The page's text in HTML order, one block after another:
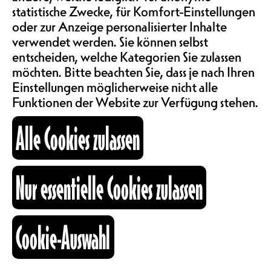
ABOS & TARIFE
INFORMATIONEN
KARTOGRAPHIE
SUCHE
fb
+41 26 322 57 67
CH
LADY DISCO BALL
statistische Zwecke, für Komfort-Einstellungen
oder zur Anzeige personalisierter Inhalte
verwendet werden. Sie können selbst
entscheiden, welche Kategorien Sie zulassen
möchten. Bitte beachten Sie, dass je nach Ihren
Einstellungen möglicherweise nicht alle
Funktionen der Website zur Verfügung stehen.
Alle Cookies zulassen
Nur essentielle Cookies zulassen
Cookie-Auswahl